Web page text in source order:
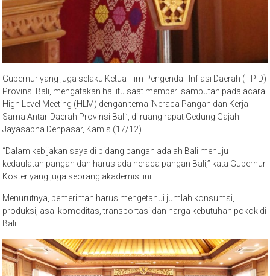
Gubernur yang juga selaku Ketua Tim Pengendali Inflasi Daerah (TPID)
Provinsi Bali, mengatakan hal itu saat memberi sambutan pada acara
High Level Meeting (HLM) dengan tema ‘Neraca Pangan dan Kerja
Sama Antar-Daerah Provinsi Bali’, di ruang rapat Gedung Gajah
Jayasabha Denpasar, Kamis (17/12).
“Dalam kebijakan saya di bidang pangan adalah Bali menuju
kedaulatan pangan dan harus ada neraca pangan Bali,” kata Gubernur
Koster yang juga seorang akademisi ini.
Menurutnya, pemerintah harus mengetahui jumlah konsumsi,
produksi, asal komoditas, transportasi dan harga kebutuhan pokok di
Bali.